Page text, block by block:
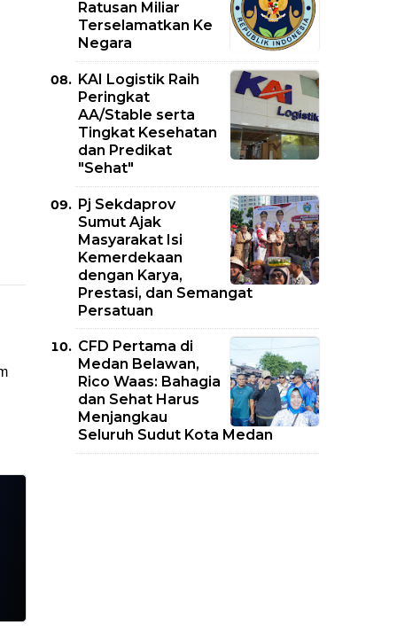
Ratusan Miliar
Terselamatkan Ke
Negara
KAI Logistik Raih
Peringkat
AA/Stable serta
Tingkat Kesehatan
dan Predikat
"Sehat"
Pj Sekdaprov
Sumut Ajak
Masyarakat Isi
Kemerdekaan
dengan Karya,
Prestasi, dan Semangat
Persatuan
CFD Pertama di
Medan Belawan,
Rico Waas: Bahagia
dan Sehat Harus
Menjangkau
Seluruh Sudut Kota Medan